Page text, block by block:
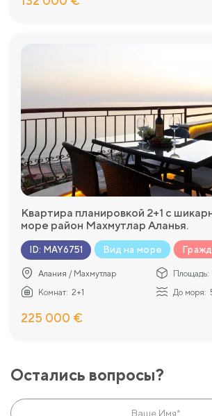
Квартира планировкой 2+1 с
море район Махмутлар Аланья.
ID: MAY6751 Вид на море
Алания / Махмутлар Площадь:
Комнат: 2+1 До моря:
225 000 €
Остались вопросы?